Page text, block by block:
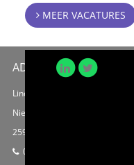
MEER VACATURES
ADRES
Lindeberg Services
Nieuwe Parklaan 17
2597 LA Den Haag
06-28396247